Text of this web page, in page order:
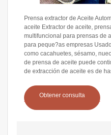
Prensa extractor de Aceite
aceite Extractor de aceite,
multifuncional para prensas de
para peque?as empresas
como cacahuetes, sésamo,
de prensa de aceite puede
de extracción de aceite es de
Obtener consulta